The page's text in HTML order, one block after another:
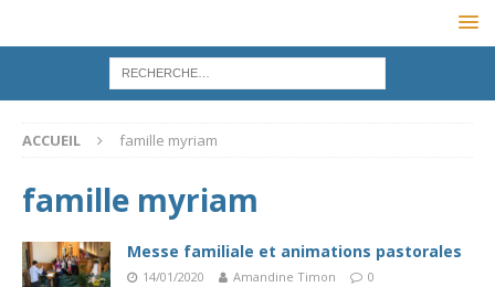
ACCUEIL famille myriam
famille myriam
Messe familiale et animations pastorales
14/01/2020 Amandine Timon 0